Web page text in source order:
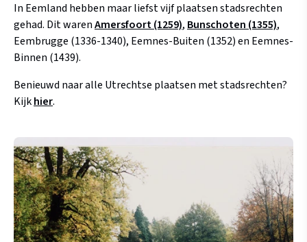
In Eemland hebben maar liefst vijf plaatsen stadsrechten
gehad. Dit warenAmersfoort (1259), Bunschoten (1355),
Eembrugge (1336-1340), Eemnes-Buiten (1352) en Eemnes-
Binnen (1439).
Benieuwd naar alle Utrechtse plaatsen met stadsrechten?
Kijkhier.